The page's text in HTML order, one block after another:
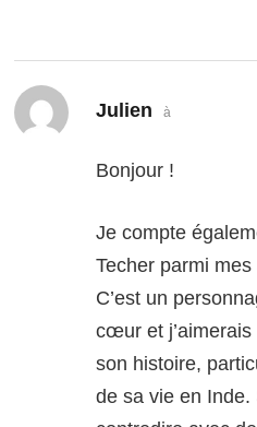
Julien dit :
à
Bonjour !
Je compte
Techer parmi
C’est un
cœur et
son histoire,
de sa vie en